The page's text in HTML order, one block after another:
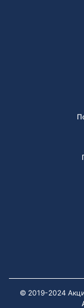
© 2019-2024